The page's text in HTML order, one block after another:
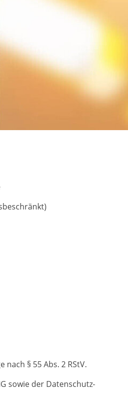
§ 55 Abs. 2 RStV.
sowie der Datenschutz-